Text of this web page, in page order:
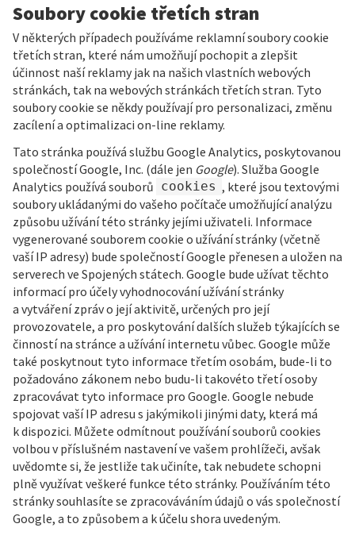
Soubory cookie třetích stran
V některých případech používáme reklamní soubory cookie
třetích stran, které nám umožňují pochopit a zlepšit
účinnost naší reklamy jak na našich vlastních webových
stránkách, tak na webových stránkách třetích stran. Tyto
soubory cookie se někdy používají pro personalizaci, změnu
zacílení a optimalizaci on-line reklamy.
Tato stránka používá službu Google Analytics, poskytovanou
společností Google, Inc. (dále jen Google). Služba Google
Analytics používá souborů cookies , které jsou textovými
soubory ukládanými do vašeho počítače umožňující analýzu
způsobu užívání této stránky jejími uživateli. Informace
vygenerované souborem cookie o užívání stránky (včetně
vaší IP adresy) bude společností Google přenesen a uložen na
serverech ve Spojených státech. Google bude užívat těchto
informací pro účely vyhodnocování užívání stránky
a vytváření zpráv o její aktivitě, určených pro její
provozovatele, a pro poskytování dalších služeb týkajících se
činností na stránce a užívání internetu vůbec. Google může
také poskytnout tyto informace třetím osobám, bude-li to
požadováno zákonem nebo budu-li takovéto třetí osoby
zpracovávat tyto informace pro Google. Google nebude
spojovat vaší IP adresu s jakýmikoli jinými daty, která má
k dispozici. Můžete odmítnout používání souborů cookies
volbou v příslušném nastavení ve vašem prohlížeči, avšak
uvědomte si, že jestliže tak učiníte, tak nebudete schopni
plně využívat veškeré funkce této stránky. Používáním této
stránky souhlasíte se zpracováváním údajů o vás společností
Google, a to způsobem a k účelu shora uvedeným.